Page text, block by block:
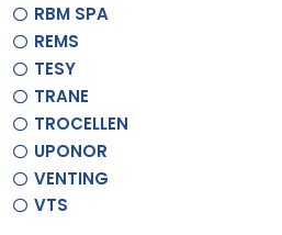
RBM SPA
REMS
TESY
TRANE
TROCELLEN
UPONOR
VENTING
VTS